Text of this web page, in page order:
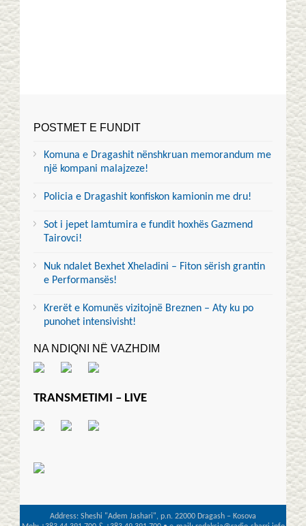
POSTMET E FUNDIT
Komuna e Dragashit nënshkruan memorandum me
një kompani malajzeze!
Policia e Dragashit konfiskon kamionin me dru!
Sot i jepet lamtumira e fundit hoxhës Gazmend
Tairovci!
Nuk ndalet Bexhet Xheladini – Fiton sërish grantin
e Performansës!
Krerët e Komunës vizitojnë Breznen – Aty ku po
punohet intensivisht!
NA NDIQNI NË VAZHDIM
TRANSMETIMI – LIVE
Address: Sheshi "Adem Jashari", p.n. 22000 Dragash – Kosova